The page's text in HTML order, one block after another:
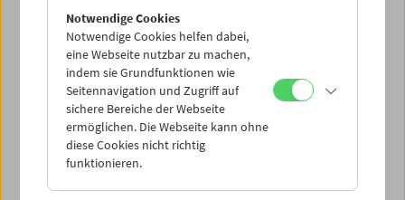
Di 21.9.
Mi 22.9.
Do 23.9.
Notwendige Cookies
Notwendige Cookies helfen dabei,
eine Webseite nutzbar zu machen,
indem sie Grundfunktionen wie
Seitennavigation und Zugriff auf
sichere Bereiche der Webseite
ermöglichen. Die Webseite kann ohne
diese Cookies nicht richtig
funktionieren.